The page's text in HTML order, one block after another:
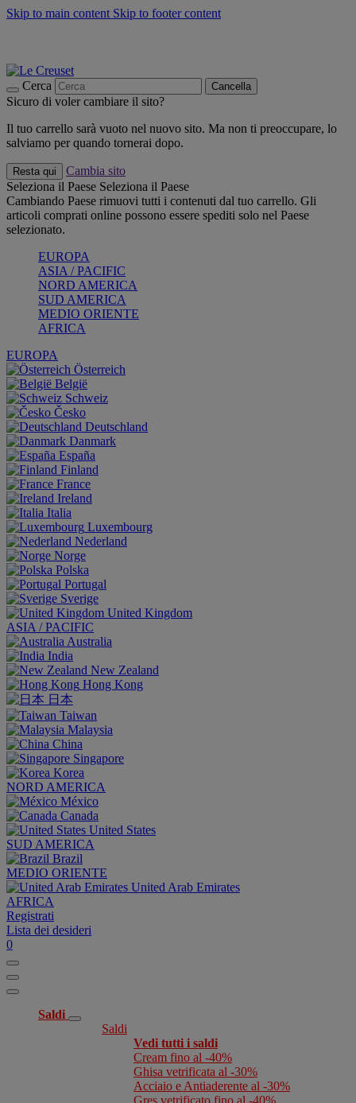
Skip to main content Skip to footer content
Cerca Cancella
Sicuro di voler cambiare il sito?
Il tuo carrello sarà vuoto nel nuovo sito. Ma non ti preoccupare, lo
salviamo per quando tornerai dopo.
Resta qui
Cambia sito
Seleziona il Paese Seleziona il Paese
Cambiando Paese rimuovi tutti i contenuti dal tuo carrello. Gli
articoli comprati online possono essere spediti solo nel Paese
selezionato.
EUROPA
ASIA / PACIFIC
NORD AMERICA
SUD AMERICA
MEDIO ORIENTE
AFRICA
EUROPA
Österreich
België
Schweiz
Česko
Deutschland
Danmark
España
Finland
France
Ireland
Italia
Luxembourg
Nederland
Norge
Polska
Portugal
Sverige
United Kingdom
ASIA / PACIFIC
Australia
India
New Zealand
Hong Kong
日本
Taiwan
Malaysia
China
Singapore
Korea
NORD AMERICA
México
Canada
United States
SUD AMERICA
Brazil
MEDIO ORIENTE
United Arab Emirates
AFRICA
Registrati
Lista dei desideri
0
Saldi
Saldi
Vedi tutti i saldi
Cream fino al -40%
Ghisa vetrificata al -30%
Acciaio e Antiaderente al -30%
Gres vetrificato fino al -40%